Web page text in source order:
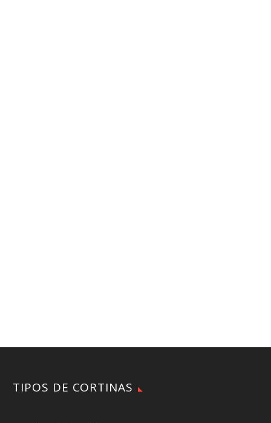
TIPOS DE CORTINAS